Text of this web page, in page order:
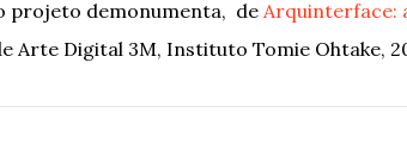
projeto demonumenta, de Arquinterface:
Arte Digital 3M, Instituto Tomie Ohtake,